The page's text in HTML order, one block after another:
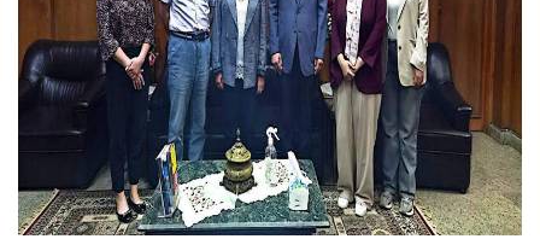
تواصل معنا
الطلاب
هيئة التدريس
الدراسات العليا